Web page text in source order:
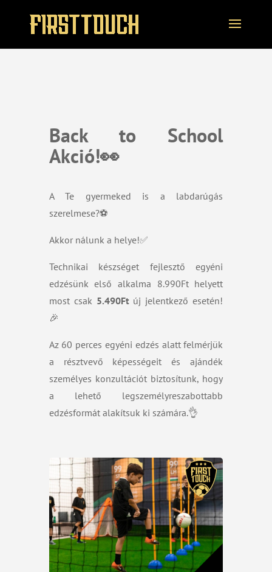
Back to School
Akció!👀
A Te gyermeked is a labdarúgás
szerelmese?⚽️
Akkor nálunk a helye!✅
Technikai készséget fejlesztő egyéni
edzésünk első alkalma 8.990Ft helyett
most csak 5.490Ft új jelentkező esetén!
🎉
Az 60 perces egyéni edzés alatt felmérjük
a résztvevő képességeit és ajándék
személyes konzultációt biztosítunk, hogy
a lehető legszemélyreszabottabb
edzésformát alakítsuk ki számára.👌